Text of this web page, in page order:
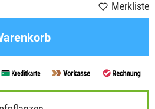
Merkliste